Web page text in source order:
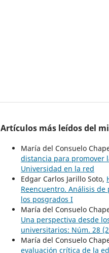
Artículos más leídos del
María del Consuelo
distancia para promover
Universidad en la red
Edgar Carlos Jarillo Soto,
Reencuentro. Análisis
los posgrados I
María del Consuelo
Una perspectiva desde
universitarios: Núm. 28
María del Consuelo
evaluación crítica de la